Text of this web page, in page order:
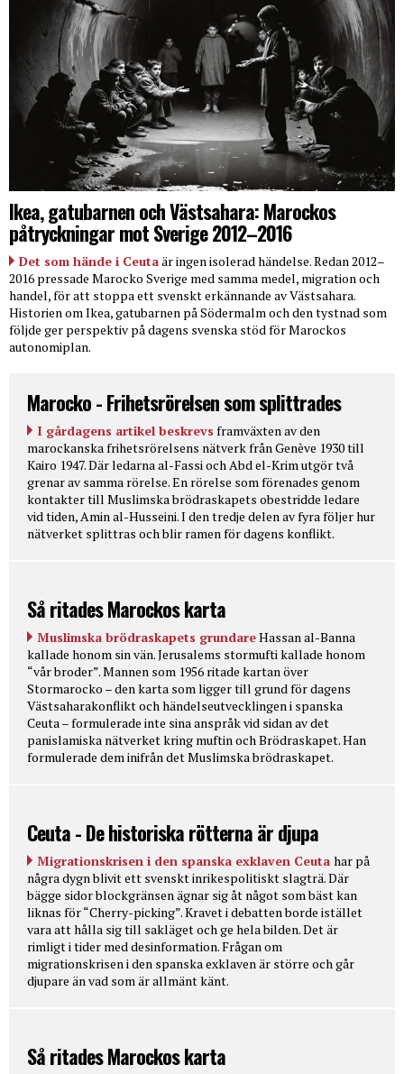
Ikea, gatubarnen och Västsahara: Marockos
påtryckningar mot Sverige 2012–2016
Det som hände i Ceutaär ingen isolerad händelse. Redan 2012–
2016 pressade Marocko Sverige med samma medel, migration och
handel, för att stoppa ett svenskt erkännande av Västsahara.
Historien om Ikea, gatubarnen på Södermalm och den tystnad som
följde ger perspektiv på dagens svenska stöd för Marockos
autonomiplan.
Marocko - Frihetsrörelsen som splittrades
I gårdagens artikel beskrevs framväxten av den
marockanska frihetsrörelsens nätverk från Genève 1930 till
Kairo 1947. Där ledarna al-Fassi och Abd el-Krim utgör två
grenar av samma rörelse. En rörelse som förenades genom
kontakter till Muslimska brödraskapets obestridde ledare
vid tiden, Amin al-Husseini. I den tredje delen av fyra följer hur
nätverket splittras och blir ramen för dagens konflikt.
Så ritades Marockos karta
Muslimska brödraskapets grundareHassan al-Banna
kallade honom sin vän. Jerusalems stormufti kallade honom
“vår broder”. Mannen som 1956 ritade kartan över
Stormarocko – den karta som ligger till grund för dagens
Västsaharakonflikt och händelseutvecklingen i spanska
Ceuta – formulerade inte sina anspråk vid sidan av det
panislamiska nätverket kring muftin och Brödraskapet. Han
formulerade dem inifrån det Muslimska brödraskapet.
Ceuta - De historiska rötterna är djupa
Migrationskrisen i den spanska exklaven Ceuta har på
några dygn blivit ett svenskt inrikespolitiskt slagträ. Där
bägge sidor blockgränsen ägnar sig åt något som bäst kan
liknas för “Cherry-picking”. Kravet i debatten borde istället
vara att hålla sig till sakläget och ge hela bilden. Det är
rimligt i tider med desinformation. Frågan om
migrationskrisen i den spanska exklaven är större och går
djupare än vad som är allmänt känt.
Så ritades Marockos karta